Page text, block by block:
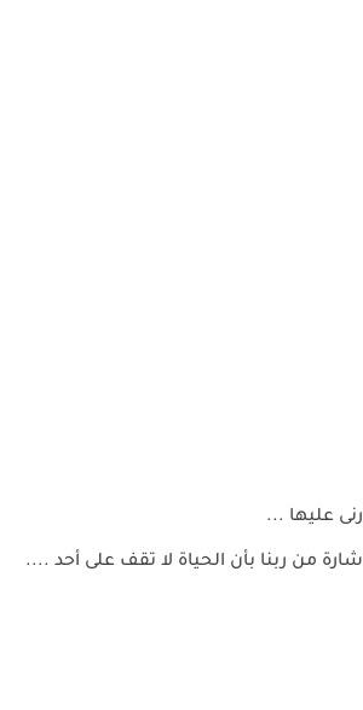
عليها ...
من ربنا بأن الحياة لا تقف على أحد ....